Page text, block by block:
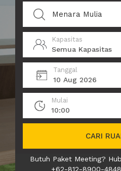
Kapasitas
Semua Kapasitas
Tanggal
10 Aug 2026
Mulai
10:00
CARI
Butuh Paket Meeting?
+62-812-8900-